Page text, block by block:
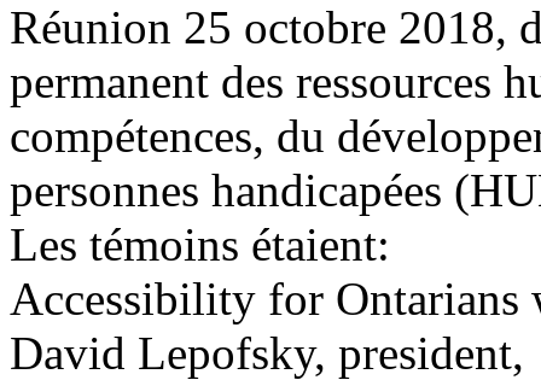
Réunion 25 octobre 2018,
permanent des ressources
compétences, du
personnes handicapées
Les témoins étaient:
Accessibility for
David Lepofsky,